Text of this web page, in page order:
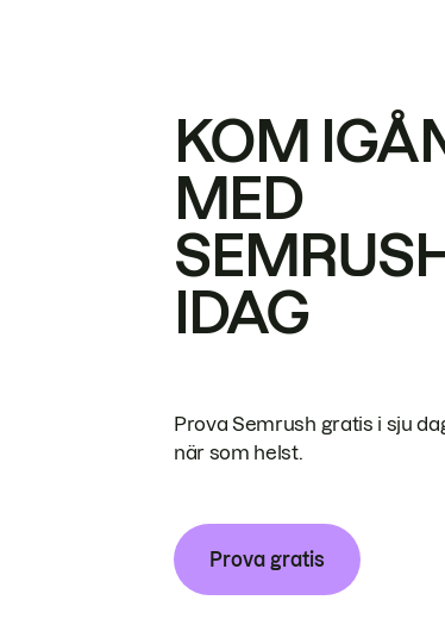
KOM
MED
IDAG
Prova Semrush gratis i sju
när som helst.
Prova gratis